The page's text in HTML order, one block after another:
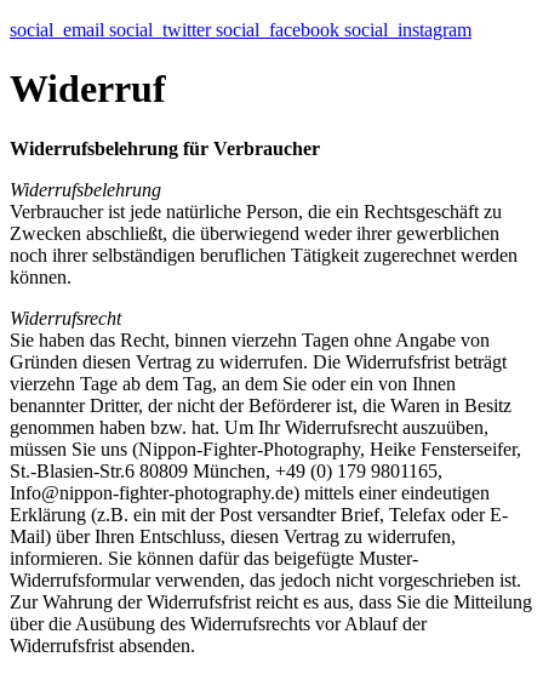
social_email social_twittersocial_facebook social_instagram
Widerruf
Widerrufsbelehrung für Verbraucher
Widerrufsbelehrung
Verbraucher ist jede natürliche Person, die ein Rechtsgeschäft zu
Zwecken abschließt, die überwiegend weder ihrer gewerblichen
noch ihrer selbständigen beruflichen Tätigkeit zugerechnet werden
können.
Widerrufsrecht
Sie haben das Recht, binnen vierzehn Tagen ohne Angabe von
Gründen diesen Vertrag zu widerrufen. Die Widerrufsfrist beträgt
vierzehn Tage ab dem Tag, an dem Sie oder ein von Ihnen
benannter Dritter, der nicht der Beförderer ist, die Waren in Besitz
genommen haben bzw. hat. Um Ihr Widerrufsrecht auszuüben,
müssen Sie uns (Nippon-Fighter-Photography, Heike Fensterseifer,
St.-Blasien-Str.6 80809 München, +49 (0) 179 9801165,
Info@nippon-fighter-photography.de) mittels einer eindeutigen
Erklärung (z.B. ein mit der Post versandter Brief, Telefax oder E-
Mail) über Ihren Entschluss, diesen Vertrag zu widerrufen,
informieren. Sie können dafür das beigefügte Muster-
Widerrufsformular verwenden, das jedoch nicht vorgeschrieben ist.
Zur Wahrung der Widerrufsfrist reicht es aus, dass Sie die Mitteilung
über die Ausübung des Widerrufsrechts vor Ablauf der
Widerrufsfrist absenden.